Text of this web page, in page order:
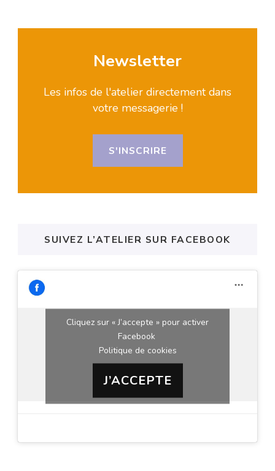
Newsletter
Les infos de l'atelier directement dans
votre messagerie !
S'INSCRIRE
SUIVEZ L’ATELIER SUR FACEBOOK
Cliquez sur « J’accepte » pour activer
Facebook
Politique de cookies
J’ACCEPTE